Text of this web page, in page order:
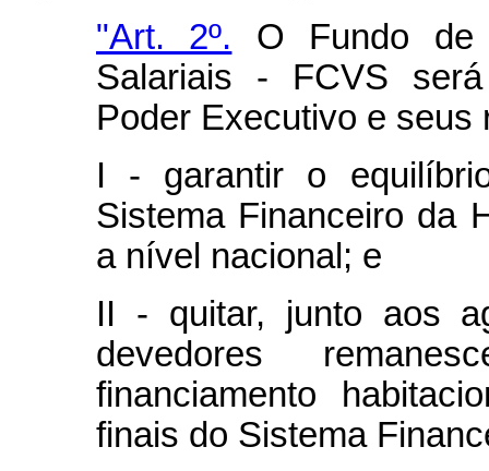
"Art. 2º. O Fundo de
Salariais - FCVS
Poder Executivo e
I - garantir o
Sistema Financeiro da
a nível nacional; e
II - quitar, junto aos
devedores
financiamento
finais do Sistema